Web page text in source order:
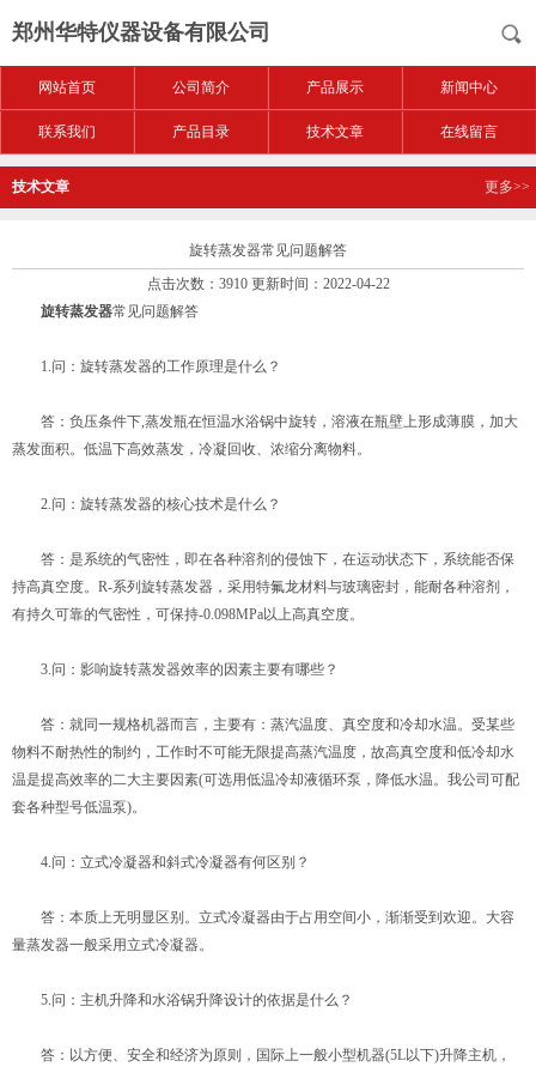
郑州华特仪器设备有限公司
网站首页 公司简介 产品展示 新闻中心
联系我们 产品目录 技术文章 在线留言
技术文章 更多>>
旋转蒸发器常见问题解答
点击次数：3910 更新时间：2022-04-22
旋转蒸发器常见问题解答
1.问：旋转蒸发器的工作原理是什么？
答：负压条件下,蒸发瓶在恒温水浴锅中旋转，溶液在瓶壁上形成薄膜，加大
蒸发面积。低温下高效蒸发，冷凝回收、浓缩分离物料。
2.问：旋转蒸发器的核心技术是什么？
答：是系统的气密性，即在各种溶剂的侵蚀下，在运动状态下，系统能否保
持高真空度。R-系列旋转蒸发器，采用特氟龙材料与玻璃密封，能耐各种溶剂，
有持久可靠的气密性，可保持-0.098MPa以上高真空度。
3.问：影响旋转蒸发器效率的因素主要有哪些？
答：就同一规格机器而言，主要有：蒸汽温度、真空度和冷却水温。受某些
物料不耐热性的制约，工作时不可能无限提高蒸汽温度，故高真空度和低冷却水
温是提高效率的二大主要因素(可选用低温冷却液循环泵，降低水温。我公司可配
套各种型号低温泵)。
4.问：立式冷凝器和斜式冷凝器有何区别？
答：本质上无明显区别。立式冷凝器由于占用空间小，渐渐受到欢迎。大容
量蒸发器一般采用立式冷凝器。
5.问：主机升降和水浴锅升降设计的依据是什么？
答：以方便、安全和经济为原则，国际上一般小型机器(5L以下)升降主机，